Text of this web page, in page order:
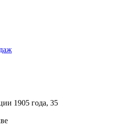
1905 года, 35